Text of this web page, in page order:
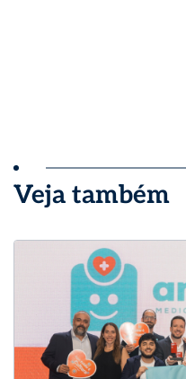
Veja também